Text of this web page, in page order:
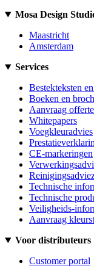
Mosa Design
Maastricht
Amsterdam
Services
Bestekteksten
Boeken en
Aanvraag offerte
Whitepapers
Voegkleuradvies
CE-markeringen
Technische
Technische
Veiligheids-
Aanvraag
Voor distributeurs
Customer portal